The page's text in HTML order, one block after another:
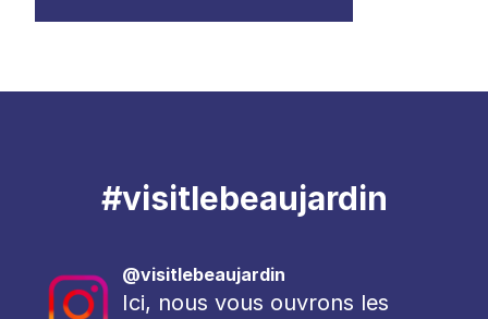
#visitlebeaujardin
@visitlebeaujardin
Ici, nous vous ouvrons les